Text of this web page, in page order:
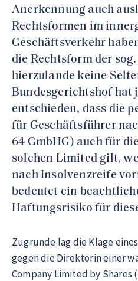
Anerkennung auch
Rechtsformen im
Geschäftsverkehr
die Rechtsform der
hierzulande keine
Bundesgerichtshof hat
entschieden, dass die
für Geschäftsführer
64 GmbHG) auch für
solchen Limited gilt,
nach Insolvenzreife
bedeutet ein
Haftungsrisiko für
Zugrunde lag die Klage
gegen die Direktorin einer
Company Limited by Shares